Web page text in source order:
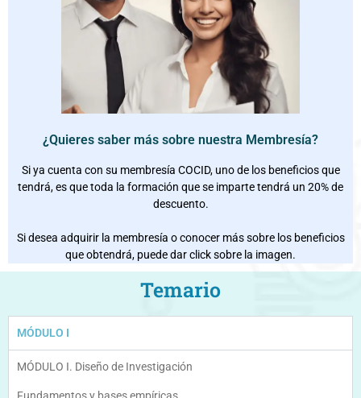
¿Quieres saber más sobre nuestra Membresía?
Si ya cuenta con su membresía COCID, uno de los beneficios que
tendrá, es que toda la formación que se imparte tendrá un 20% de
descuento.
Si desea adquirir la membresía o conocer más sobre los beneficios
que obtendrá, puede dar click sobre la imagen.
Temario
MÓDULO I
MÓDULO I. Diseño de Investigación